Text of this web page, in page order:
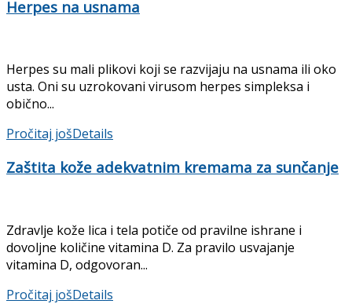
Herpes na usnama
Herpes su mali plikovi koji se razvijaju na usnama ili oko
usta. Oni su uzrokovani virusom herpes simpleksa i
obično...
Pročitaj jošDetails
Zaštita kože adekvatnim kremama za sunčanje
Zdravlje kože lica i tela potiče od pravilne ishrane i
dovoljne količine vitamina D. Za pravilo usvajanje
vitamina D, odgovoran...
Pročitaj jošDetails